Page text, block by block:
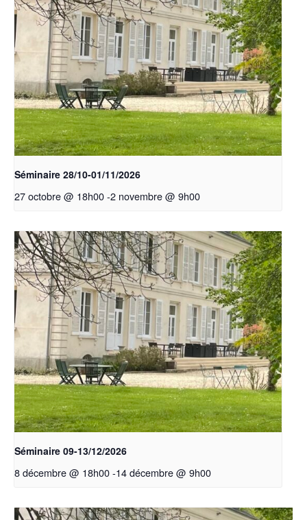
Séminaire 28/10-01/11/2026
27 octobre @ 18h00-2 novembre @ 9h00
Séminaire 09-13/12/2026
8 décembre @ 18h00-14 décembre @ 9h00